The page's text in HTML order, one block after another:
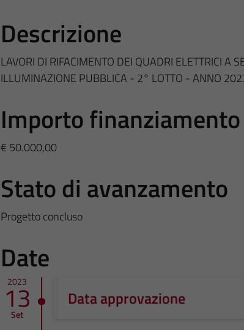
Descrizione
LAVORI DI RIFACIMENTO DEI QUADRI ELETTRICI A
ILLUMINAZIONE PUBBLICA - 2° LOTTO - ANNO
Importo finanziamento
€ 50.000,00
Stato di avanzamento
Progetto concluso
Date
2023
13
Set
Data approvazione